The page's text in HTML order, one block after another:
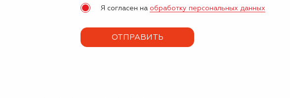
Я согласен на обработку персональных данных